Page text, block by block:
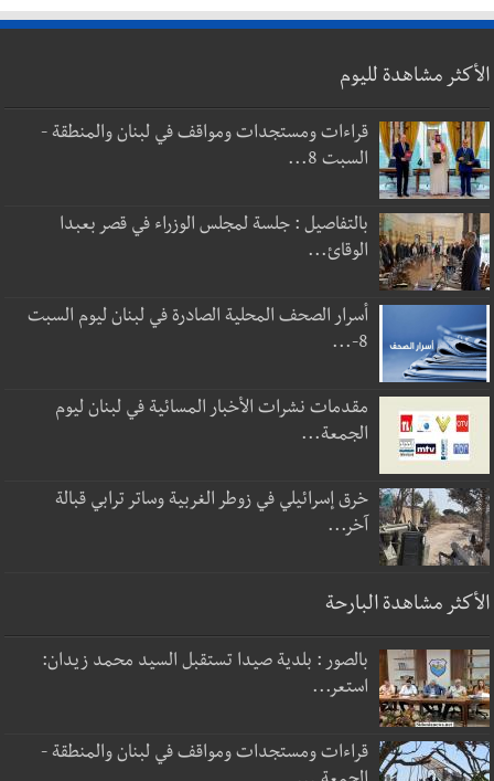
الأكثر مشاهدة لليوم
قراءات ومستجدات ومواقف في لبنان والمنطقة -
السبت 8...
بالتفاصيل : جلسة لمجلس الوزراء في قصر بعبدا
الوقائ...
أسرار الصحف المحلية الصادرة في لبنان ليوم السبت
8-...
مقدمات نشرات الأخبار المسائية في لبنان ليوم
الجمعة...
خرق إسرائيلي في زوطر الغربية وساتر ترابي قبالة
آخر...
الأكثر مشاهدة البارحة
بالصور : بلدية صيدا تستقبل السيد محمد زيدان:
استعر...
قراءات ومستجدات ومواقف في لبنان والمنطقة -